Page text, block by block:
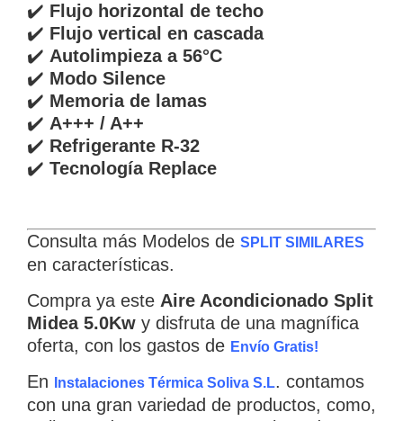
✔️ Flujo horizontal de techo
✔️ Flujo vertical en cascada
✔️ Autolimpieza a 56°C
✔️ Modo Silence
✔️ Memoria de lamas
✔️ A+++ / A++
✔️ Refrigerante R-32
✔️ Tecnología Replace
Consulta más Modelos de SPLIT SIMILARES
en características.
Compra ya este Aire Acondicionado Split
Midea 5.0Kw y disfruta de una magnífica
oferta, con los gastos de Envío Gratis!
En Instalaciones Térmica Soliva S.L. contamos
con una gran variedad de productos, como,